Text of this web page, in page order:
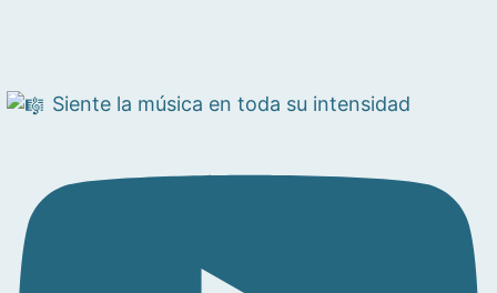
Siente la música en toda su intensidad